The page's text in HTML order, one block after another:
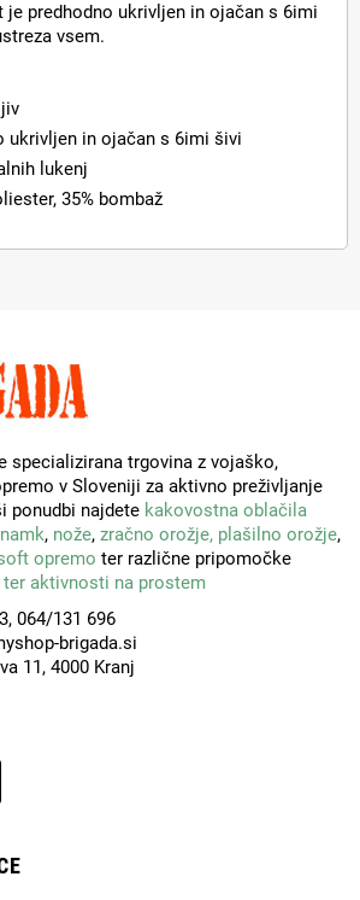
predhodno ukrivljen in ojačan s 6imi
vsem.
ukrivljen in ojačan s 6imi šivi
lukenj
35% bombaž
specializirana trgovina z vojaško,
v Sloveniji za aktivno preživljanje
ponudbi najdete kakovostna oblačila
, nože, zračno orožje, plašilno orožje,
opremo ter različne pripomočke
ter aktivnosti na prostem
064/131 696
brigada.si
11, 4000 Kranj